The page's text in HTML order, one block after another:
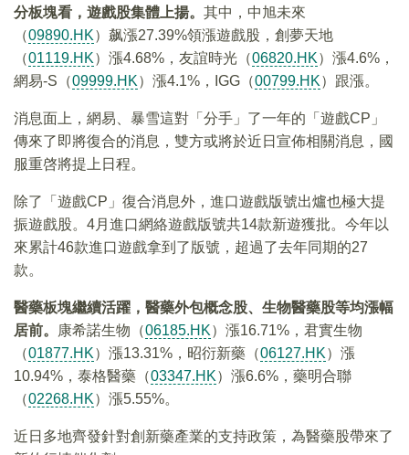
分板塊看， 遊戲股集體上揚。 其中，中旭未來
（09890.HK）飙漲27.39%領漲遊戲股，創夢天地
（01119.HK）漲4.68%，友誼時光（06820.HK）漲4.6%，
網易-S（09999.HK）漲4.1%，IGG（00799.HK）跟漲。
消息面上，網易、暴雪這對「分手」了一年的「遊戲CP」
傳來了即將復合的消息，雙方或將於近日宣佈相關消息，國
服重啓將提上日程。
除了「遊戲CP」復合消息外，進口遊戲版號出爐也極大提
振遊戲股。4月進口網絡遊戲版號共14款新遊獲批。今年以
來累計46款進口遊戲拿到了版號，超過了去年同期的27
款。
醫藥板塊繼續活躍 ，醫藥外包概念股、生物醫藥股等均漲幅
居前。
康希諾生物（06185.HK）漲16.71%，君實生物
（01877.HK）漲13.31%，昭衍新藥（06127.HK）漲
10.94%，泰格醫藥（03347.HK）漲6.6%，藥明合聯
（02268.HK）漲5.55%。
近日多地齊發針對創新藥產業的支持政策，為醫藥股帶來了